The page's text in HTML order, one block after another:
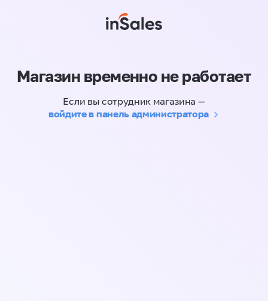
Магазин временно не работает
Если вы сотрудник магазина —
войдите в панель администратора